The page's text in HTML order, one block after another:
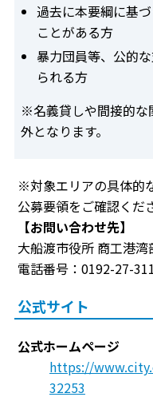
過去に本要綱に基
ことがある方
暴力団員等、公的
られる方
※名義貸しや間接的な
外となります。
※対象エリアの具体的
公募要領をご確認くだ
【お問い合わせ先】
大船渡市役所 商工港湾
電話番号：0192-27-
公式サイト
公式ホームページ
https://
32253